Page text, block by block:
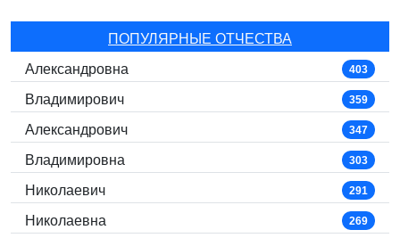
ПОПУЛЯРНЫЕ ОТЧЕСТВА
Александровна
403
Владимирович 359
Александрович 347
Владимировна 303
Николаевич 291
Николаевна 269